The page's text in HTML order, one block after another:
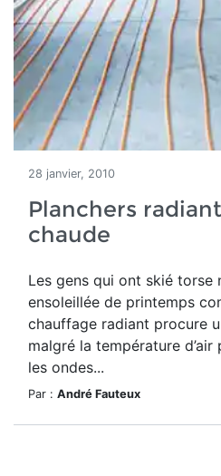
28 janvier, 2010
Planchers
chaude
Les gens qui ont skié torse
ensoleillée de printemps
chauffage radiant procure
malgré la température d’air
les ondes...
Par : André Fauteux